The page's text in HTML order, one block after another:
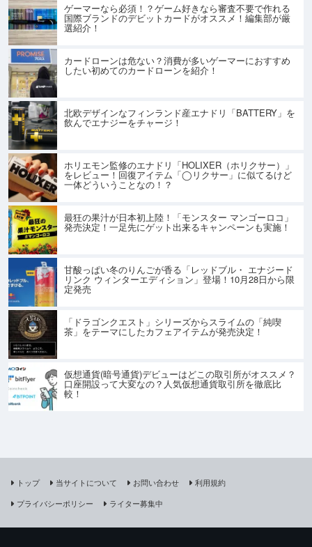
ゲーマーなら必須！？ゲーム好きなら審査不要で作れる
国際ブランドのデビットカードがオススメ！編集部が厳
選紹介！
カードローンは危ない？消費が多いゲーマーにおすすめ
したい初めてのカードローンを紹介！
北欧デザインなフィンランド産エナドリ「BATTERY」を
飲んでエナジーをチャージ！
ホリエモン監修のエナドリ「HOLIXER（ホリクサー）」
をレビュー！回復アイテム「◯リクサー」に似てるけど
一体どういうことなの！？
最狂の果汁が日本初上陸！「モンスター マンゴーロコ」
発売決定！一足先にゲット出来るキャンペーンも実施！
甘酸っぱい冬のりんごが香る「レッドブル・ エナジード
リンク ウィンターエディション」登場！10月28日から限
定発売
「ドラゴンクエスト」シリーズからスライムの「純喫
茶」をテーマにしたカフェアイテムが発売決定！
仮想通貨(暗号通貨)デビューはどこの取引所がオススメ？
口座開設って大変なの？人気仮想通貨取引所を徹底比
較！
トップ 当サイトについて お問い合わせ
利用規約
プライバシーポリシー
ライター募集中